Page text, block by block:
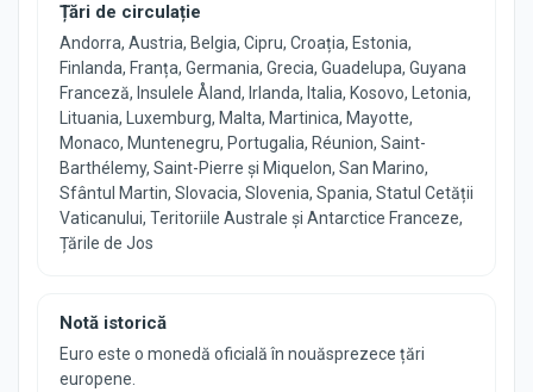
Țări de circulație
Andorra, Austria, Belgia, Cipru, Croația, Estonia,
Finlanda, Franța, Germania, Grecia, Guadelupa, Guyana
Franceză, Insulele Åland, Irlanda, Italia, Kosovo, Letonia,
Lituania, Luxemburg, Malta, Martinica, Mayotte,
Monaco, Muntenegru, Portugalia, Réunion, Saint-
Barthélemy, Saint-Pierre și Miquelon, San Marino,
Sfântul Martin, Slovacia, Slovenia, Spania, Statul Cetății
Vaticanului, Teritoriile Australe și Antarctice Franceze,
Țările de Jos
Notă istorică
Euro este o monedă oficială în nouăsprezece țări
europene.